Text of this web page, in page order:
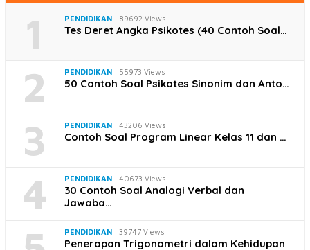
1 PENDIDIKAN 89692 Views
Tes Deret Angka Psikotes (40 Contoh Soal…
2 PENDIDIKAN 55973 Views
50 Contoh Soal Psikotes Sinonim dan Anto…
3 PENDIDIKAN 43206 Views
Contoh Soal Program Linear Kelas 11 dan …
4 PENDIDIKAN 40673 Views
30 Contoh Soal Analogi Verbal dan
Jawaba…
PENDIDIKAN 39747 Views
Penerapan Trigonometri dalam Kehidupan